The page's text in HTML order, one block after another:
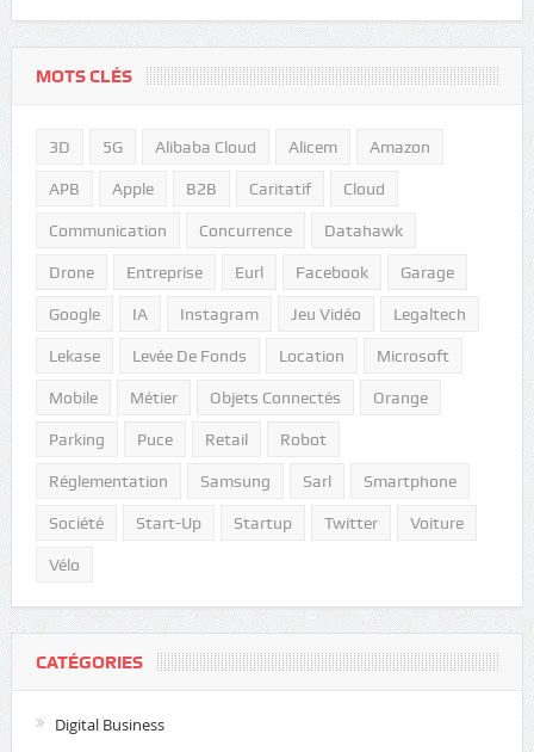
MOTS CLÉS
3D 5G Alibaba Cloud Alicem Amazon
APB Apple B2B Caritatif Cloud
Communication Concurrence Datahawk
Drone Entreprise Eurl Facebook Garage
Google IA Instagram Jeu Vidéo Legaltech
Lekase Levée De Fonds Location Microsoft
Mobile Métier Objets Connectés Orange
Parking Puce Retail Robot
Réglementation Samsung Sarl Smartphone
Société Start-Up Startup Twitter Voiture
Vélo
CATÉGORIES
Digital Business